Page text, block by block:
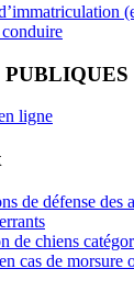
ligne
de défense des
de chiens
cas de morsure